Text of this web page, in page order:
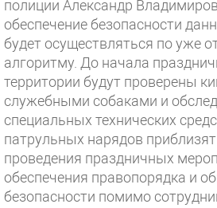
полиции Александр
обеспечение безопасности
будет осуществляться по уже
алгоритму. До начала
территории будут проверены
служебными собаками и
специальных технических
патрульных нарядов
проведения праздничных
обеспечения правопорядка и
безопасности помимо